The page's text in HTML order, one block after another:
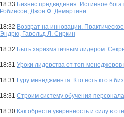
18:33 Бизнес предвидения. Истинное
Робинсон, Джон Ф. Демартини
18:32 Возврат на инновации.
Эндрю, Гарольд Л. Сиркин
18:32 Быть харизматичным лидером.
18:31 Уроки лидерства от топ-
18:31 Гуру менеджмента. Кто есть кто в
18:31 Строим систему обучения
18:30 Как обрести уверенность и силу в